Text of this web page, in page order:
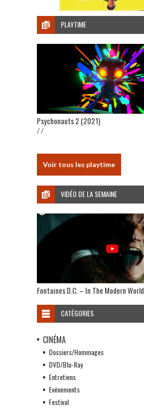
PLAYTIME
Psychonauts 2 (2021)
/ /
Voir tous les playtime
VIDÉO DE LA SEMAINE
Fontaines D.C. – In The Modern World
CATÉGORIES
CINÉMA
Dossiers/Hommages
DVD/Blu-Ray
Entretiens
Evénements
Festival